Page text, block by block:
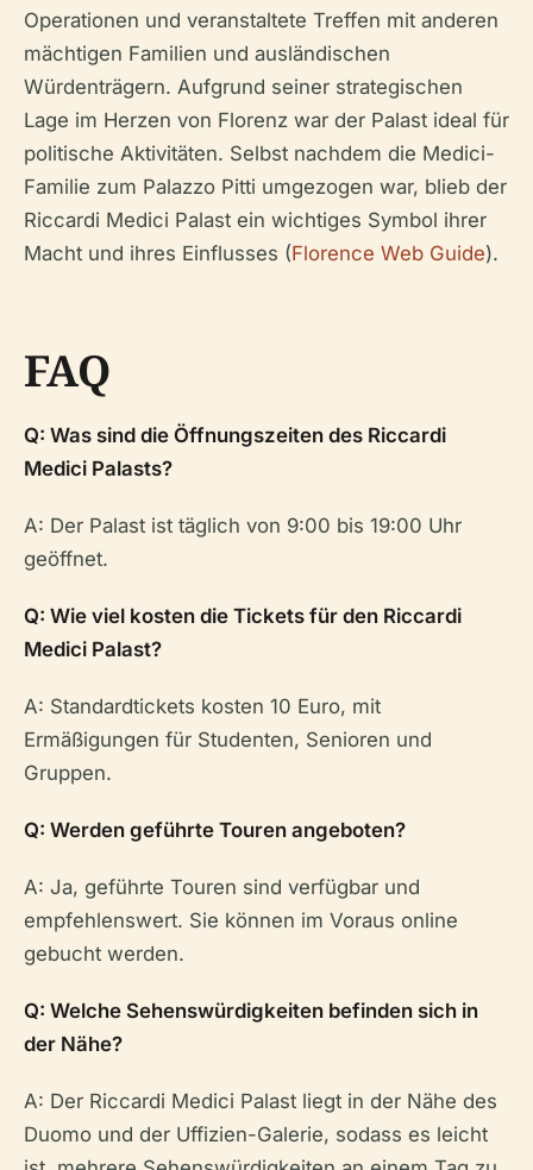
Operationen und veranstaltete Treffen mit anderen
mächtigen Familien und ausländischen
Würdenträgern. Aufgrund seiner strategischen
Lage im Herzen von Florenz war der Palast ideal für
politische Aktivitäten. Selbst nachdem die Medici-
Familie zum Palazzo Pitti umgezogen war, blieb der
Riccardi Medici Palast ein wichtiges Symbol ihrer
Macht und ihres Einflusses (Florence Web Guide).
FAQ
Q: Was sind die Öffnungszeiten des Riccardi
Medici Palasts?
A: Der Palast ist täglich von 9:00 bis 19:00 Uhr
geöffnet.
Q: Wie viel kosten die Tickets für den Riccardi
Medici Palast?
A: Standardtickets kosten 10 Euro, mit
Ermäßigungen für Studenten, Senioren und
Gruppen.
Q: Werden geführte Touren angeboten?
A: Ja, geführte Touren sind verfügbar und
empfehlenswert. Sie können im Voraus online
gebucht werden.
Q: Welche Sehenswürdigkeiten befinden sich in
der Nähe?
A: Der Riccardi Medici Palast liegt in der Nähe des
Duomo und der Uffizien-Galerie, sodass es leicht